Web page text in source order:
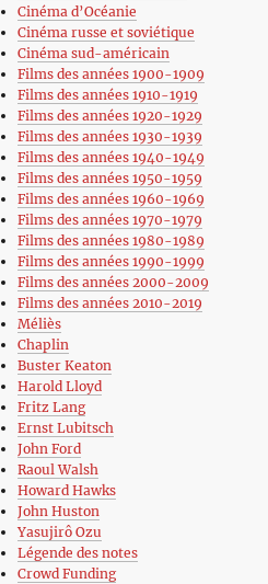
Cinéma d’Océanie
Cinéma russe et soviétique
Cinéma sud-américain
Films des années 1900-1909
Films des années 1910-1919
Films des années 1920-1929
Films des années 1930-1939
Films des années 1940-1949
Films des années 1950-1959
Films des années 1960-1969
Films des années 1970-1979
Films des années 1980-1989
Films des années 1990-1999
Films des années 2000-2009
Films des années 2010-2019
Méliès
Chaplin
Buster Keaton
Harold Lloyd
Fritz Lang
Ernst Lubitsch
John Ford
Raoul Walsh
Howard Hawks
John Huston
Yasujirô Ozu
Légende des notes
Crowd Funding